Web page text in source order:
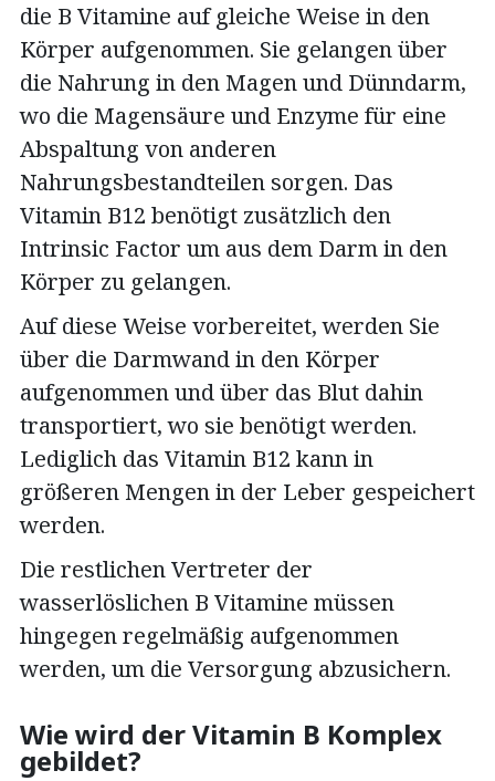
die B Vitamine auf gleiche Weise in den
Körper aufgenommen. Sie gelangen über
die Nahrung in den Magen und Dünndarm,
wo die Magensäure und Enzyme für eine
Abspaltung von anderen
Nahrungsbestandteilen sorgen. Das
Vitamin B12 benötigt zusätzlich den
Intrinsic Factor um aus dem Darm in den
Körper zu gelangen.
Auf diese Weise vorbereitet, werden Sie
über die Darmwand in den Körper
aufgenommen und über das Blut dahin
transportiert, wo sie benötigt werden.
Lediglich das Vitamin B12 kann in
größeren Mengen in der Leber gespeichert
werden.
Die restlichen Vertreter der
wasserlöslichen B Vitamine müssen
hingegen regelmäßig aufgenommen
werden, um die Versorgung abzusichern.
Wie wird der Vitamin B Komplex
gebildet?